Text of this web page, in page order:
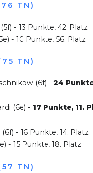
TN)
- 13 Punkte, 42. Platz
- 10 Punkte, 56. Platz
TN)
(6f) - 24
(6e) - 17 Punkte, 11.
- 16 Punkte, 14. Platz
- 15 Punkte, 18. Platz
TN)